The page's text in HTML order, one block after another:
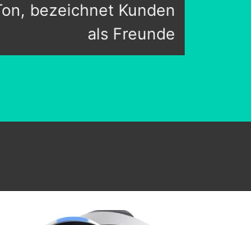
bezeichnet Kunden
als Freunde